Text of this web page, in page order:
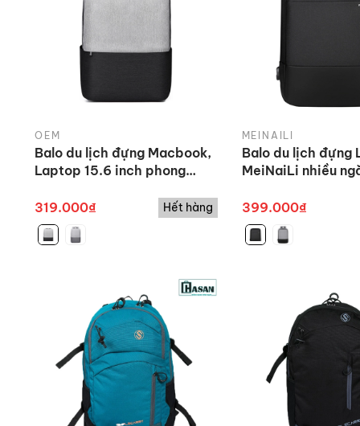
OEM
Balo du lịch đựng Macbook,
Laptop 15.6 inch phong
319.000₫
Hết hàng
MEINAILI
Balo du lịch đựng
MeiNaiLi nhiều
sạc ẩn
399.000₫